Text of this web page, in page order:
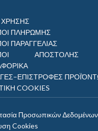
ΧΡΗΣΗΣ
ΠΛΗΡΩΜΗΣ
ΠΑΡΑΓΓΕΛΙΑΣ
ΑΠΟΣΤΟΛΗΣ
COOKIES
Προσωπικών Δεδομένων
Cookies